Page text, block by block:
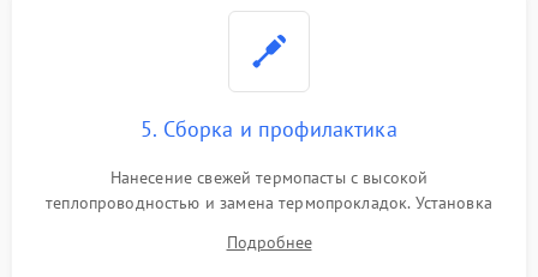
5. Сборка и профилактика
Нанесение свежей термопасты с высокой
теплопроводностью и замена термопрокладок. Установка
шлейфов, модулей памяти и накопителей. Предварительная
Подробнее